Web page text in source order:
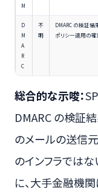
M
D
M
A
R
C
不
明
DMARC の検証結
ポリシー適用の確
総合的な示唆：
DMARC の検証
のメールの送信
のインフラでは
に、大手金融機